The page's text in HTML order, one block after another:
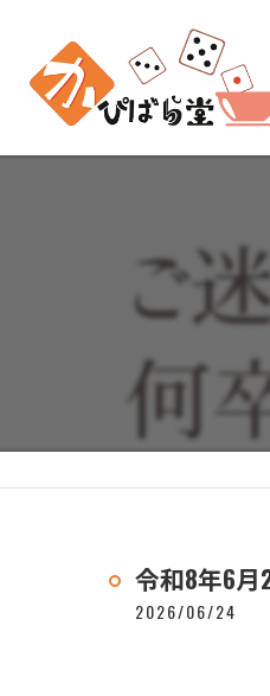
令和8年6月
2026/06/24